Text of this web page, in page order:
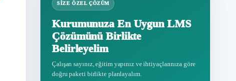
SIZE ÖZEL ÇÖZÜM
Kurumunuza En Uygun LMS
Çözümünü Birlikte
Belirleyelim
Çalışan sayınız, eğitim yapınız ve ihtiyaçlarınıza göre
doğru paketi birlikte planlayalım.